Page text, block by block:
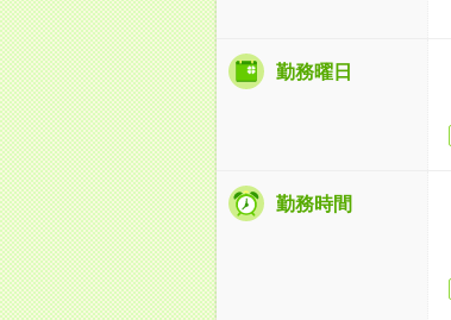
勤務曜日
勤務時間